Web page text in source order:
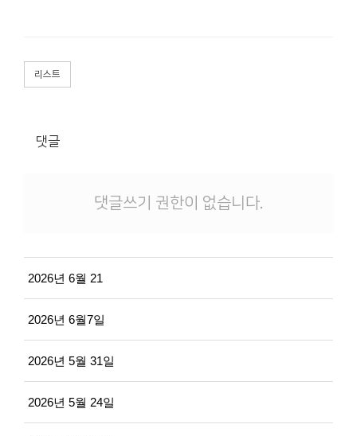
리스트
댓글
댓글쓰기 권한이 없습니다.
2026년 6월 21
2026년 6월7일
2026년 5월 31일
2026년 5월 24일